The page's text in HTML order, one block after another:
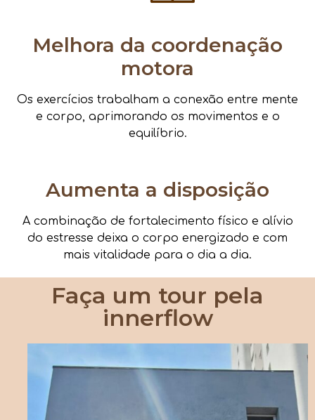
Melhora da coordenação
motora
Os exercícios trabalham a conexão entre mente
e corpo, aprimorando os movimentos e o
equilíbrio.
Aumenta a disposição
A combinação de fortalecimento físico e alívio
do estresse deixa o corpo energizado e com
mais vitalidade para o dia a dia.
Faça um tour pela
innerflow